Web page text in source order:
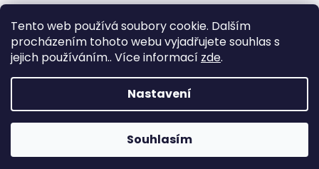
Tento web používá soubory cookie. Dalším
procházením tohoto webu vyjadřujete souhlas s
jejich používáním.. Více informací zde.
Nastavení
Souhlasím
7/8
51
39
9/10
55
43
11/12
á
a
Copyright 2026Spirite - svět originálních triček.
Všechna práva vyhrazena.